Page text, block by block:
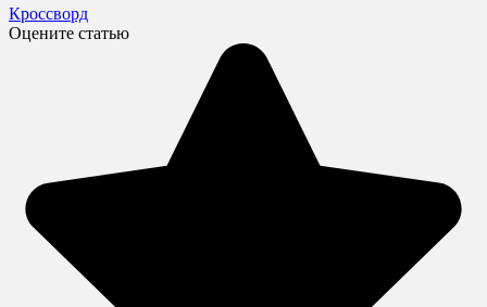
Кроссворд
Оцените статью